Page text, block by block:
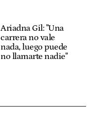
Ariadna Gil: "Una
carrera no vale
nada, luego puede
no llamarte nadie"